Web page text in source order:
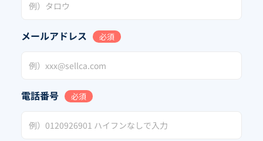
メールアドレス 必須
電話番号 必須